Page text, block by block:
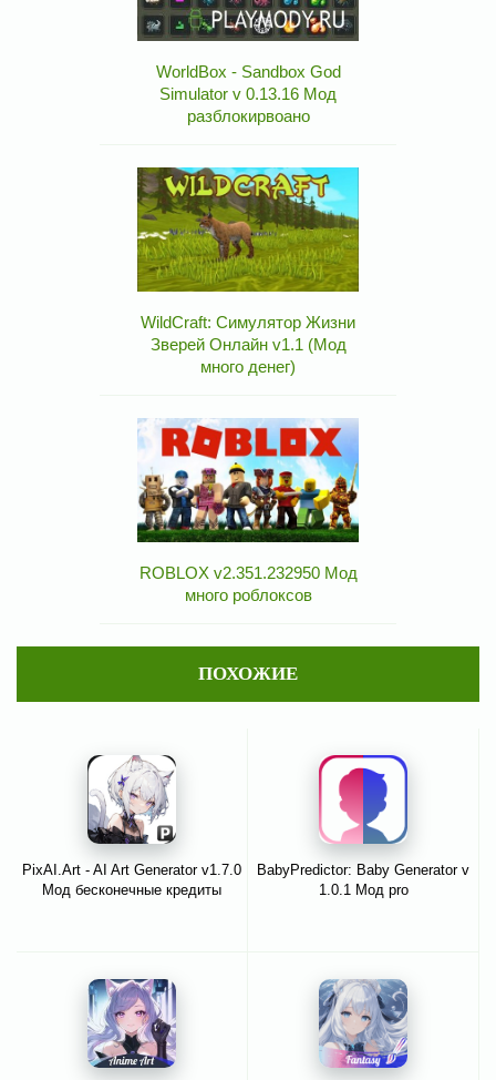
WorldBox - Sandbox God
Simulator v 0.13.16 Мод
разблокирвоано
WildCraft: Симулятор Жизни
Зверей Онлайн v1.1 (Мод
много денег)
ROBLOX v2.351.232950 Мод
много роблоксов
ПОХОЖИЕ
PixAI.Art - AI Art Generator v1.7.0
Мод бесконечные кредиты
BabyPredictor: Baby Generator v
1.0.1 Мод pro